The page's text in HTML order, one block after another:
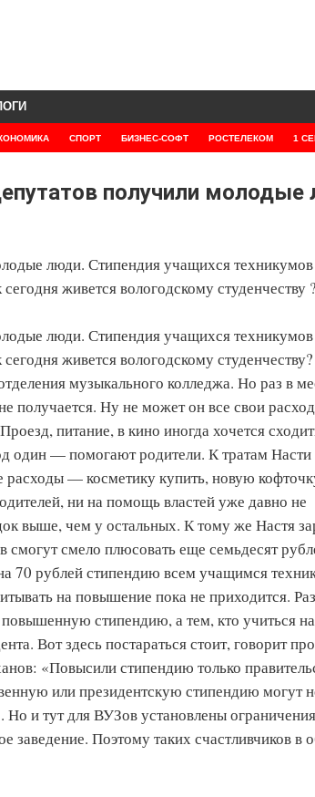
СПОРТ БИЗНЕС-СОФТ РОСТЕЛЕКОМ 1
получили молодые
люди. Стипендия учащихся
живется вологодскому студенчеству ?
люди. Стипендия учащихся
живется вологодскому
музыкального колледжа. Но раз в
получается. Ну не может он все свои
питание, в кино иногда хочется
один — помогают родители. К тратам
— косметику купить, новую
ни на помощь властей уже давно не
выше, чем у остальных. К тому же Настя
смогут смело плюсовать еще семьдесят
70 рублей стипендию всем учащимся
на повышение пока не приходится.
стипендию, а тем, кто учиться
Вот здесь постараться стоит, говорит
«Повысили стипендию только
или президентскую стипендию могут
и тут для ВУЗов установлены
заведение. Поэтому таких счастливчиков в